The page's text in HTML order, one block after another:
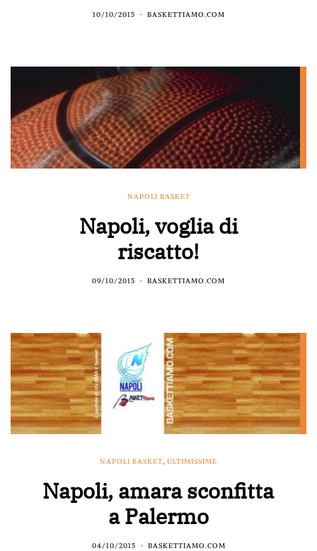
10/10/2015 BASKETTIAMO.COM
NAPOLI BASKET
Napoli, voglia di
riscatto!
09/10/2015 BASKETTIAMO.COM
NAPOLI BASKET, ULTIMISSIME
Napoli, amara sconfitta
a Palermo
04/10/2015 BASKETTIAMO.COM